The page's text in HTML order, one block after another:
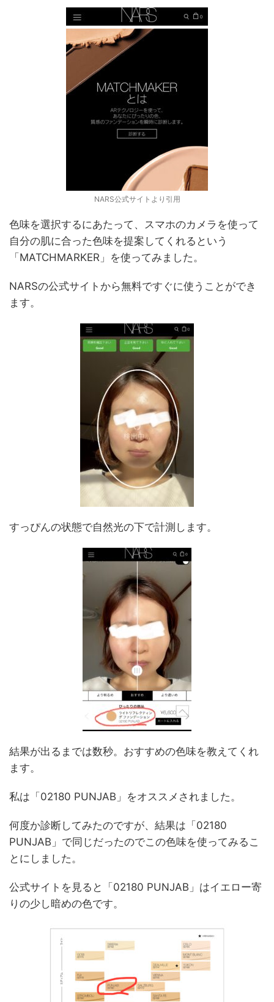
NARS公式サイトより引用
色味を選択するにあたって、スマホのカメラを使って
自分の肌に合った色味を提案してくれるという
「MATCHMARKER」を使ってみました。
NARSの公式サイトから無料ですぐに使うことができ
ます。
すっぴんの状態で自然光の下で計測します。
結果が出るまでは数秒。おすすめの色味を教えてくれ
ます。
私は「02180 PUNJAB」をオススメされました。
何度か診断してみたのですが、結果は「02180
PUNJAB」で同じだったのでこの色味を使ってみるこ
とにしました。
公式サイトを見ると「02180 PUNJAB」はイエロー寄
りの少し暗めの色です。